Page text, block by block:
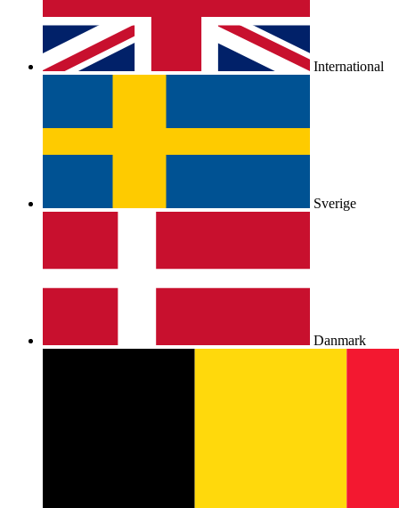
International
Sverige
Danmark